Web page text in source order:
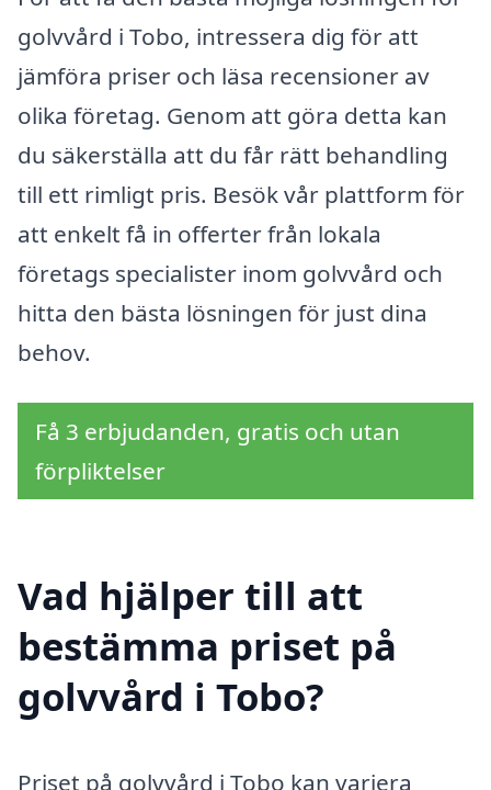
golvvård i Tobo, intressera dig för att
jämföra priser och läsa recensioner av
olika företag. Genom att göra detta kan
du säkerställa att du får rätt behandling
till ett rimligt pris. Besök vår plattform för
att enkelt få in offerter från lokala
företags specialister inom golvvård och
hitta den bästa lösningen för just dina
behov.
Få 3 erbjudanden, gratis och utan
förpliktelser
Vad hjälper till att
bestämma priset på
golvvård i Tobo?
Priset på golvvård i Tobo kan variera